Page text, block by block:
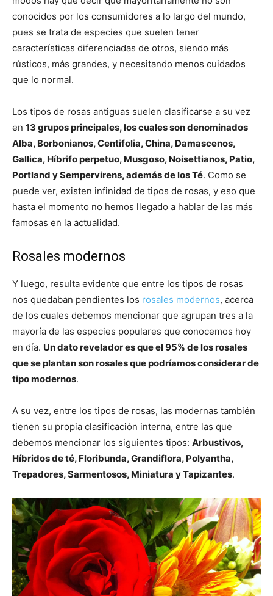
conocidos por los consumidores a lo largo del mundo,
pues se trata de especies que suelen tener
características diferenciadas de otros, siendo más
rústicos, más grandes, y necesitando menos cuidados
que lo normal.
Los tipos de rosas antiguas suelen clasificarse a su vez
en 13 grupos principales, los cuales son denominados
Alba, Borbonianos, Centifolia, China, Damascenos,
Gallica, Híbrifo perpetuo, Musgoso, Noisettianos, Patio,
Portland y Sempervirens, además de los Té. Como se
puede ver, existen infinidad de tipos de rosas, y eso que
hasta el momento no hemos llegado a hablar de las más
famosas en la actualidad.
Rosales modernos
Y luego, resulta evidente que entre los tipos de rosas
nos quedaban pendientes los rosales modernos, acerca
de los cuales debemos mencionar que agrupan tres a la
mayoría de las especies populares que conocemos hoy
en día. Un dato revelador es que el 95% de los rosales
que se plantan son rosales que podríamos considerar de
tipo modernos.
A su vez, entre los tipos de rosas, las modernas también
tienen su propia clasificación interna, entre las que
debemos mencionar los siguientes tipos: Arbustivos,
Híbridos de té, Floribunda, Grandiflora, Polyantha,
Trepadores, Sarmentosos, Miniatura y Tapizantes.